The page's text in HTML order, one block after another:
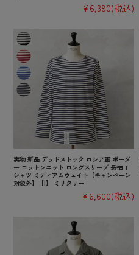
¥6,380(税込)
実物 新品 デッドストック ロシア軍 ボーダ
ー コットンニット ロングスリーブ 長袖 T
シャツ ミディアムウェイト【キャンペーン
対象外】【I】 ミリタリー
¥6,600(税込)